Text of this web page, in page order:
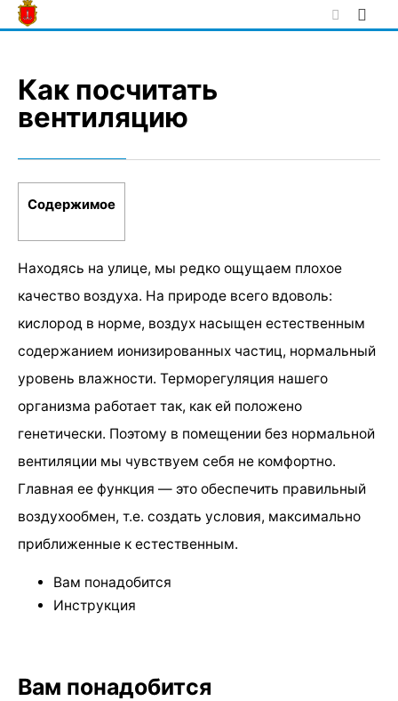
Skip
to
Как посчитать
вентиляцию
Содержимое
Находясь на улице, мы редко ощущаем плохое
качество воздуха. На природе всего вдоволь:
кислород в норме, воздух насыщен естественным
содержанием ионизированных частиц, нормальный
уровень влажности. Терморегуляция нашего
организма работает так, как ей положено
генетически. Поэтому в помещении без нормальной
вентиляции мы чувствуем себя не комфортно.
Главная ее функция — это обеспечить правильный
воздухообмен, т.е. создать условия, максимально
приближенные к естественным.
Вам понадобится
Инструкция
Вам понадобится